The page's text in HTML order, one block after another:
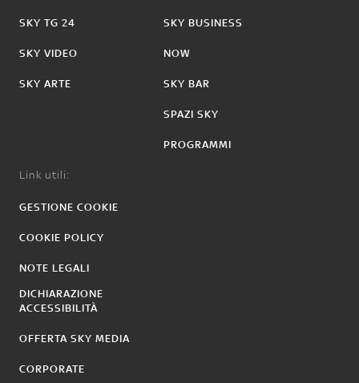
SKY TG 24
SKY VIDEO
SKY ARTE
SKY BUSINESS
NOW
SKY BAR
SPAZI SKY
PROGRAMMI
Link utili:
GESTIONE COOKIE
COOKIE POLICY
NOTE LEGALI
DICHIARAZIONE
ACCESSIBILITÀ
OFFERTA SKY MEDIA
CORPORATE